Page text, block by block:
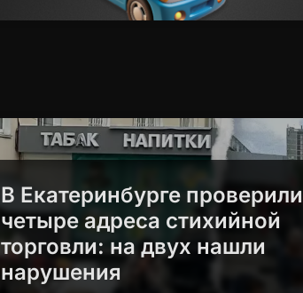
В Екатеринбурге проверили
четыре адреса стихийной
торговли: на двух нашли
нарушения